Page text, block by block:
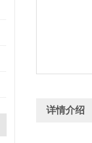
详情介绍